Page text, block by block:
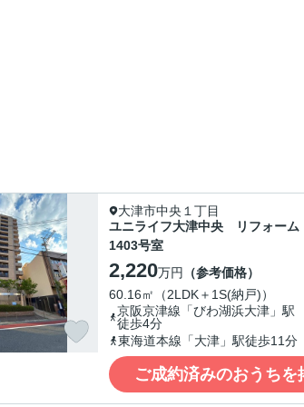
大津市中央１丁目
ユニライフ大津中央 リフォーム
1403号室
2,220万円
（参考価格）
60.16㎡（2LDK＋1S(納戸)）
京阪京津線「びわ湖浜大津」駅
徒歩4分
東海道本線「大津」駅徒歩11分
ご成約済みのおうち